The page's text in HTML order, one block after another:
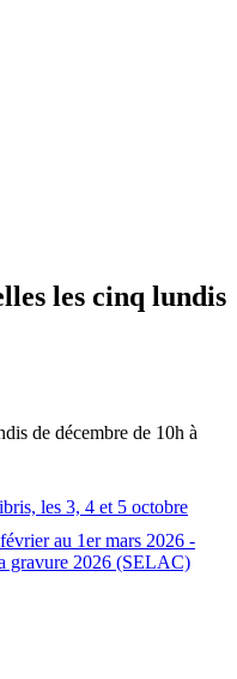
les cinq lundis
de décembre de 10h à
les 3, 4 et 5 octobre
au 1er mars 2026 -
gravure 2026 (SELAC)